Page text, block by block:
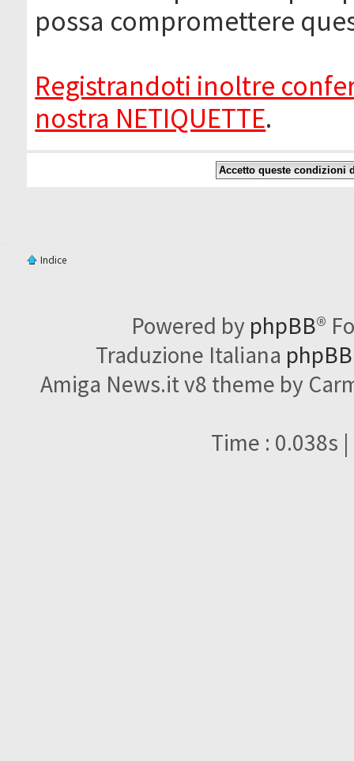
possa compromettere
Registrandoti inoltre
nostra NETIQUETTE.
Indice
Powered by phpBB®
Traduzione Italiana
Amiga News.it v8 theme by
Time : 0.038s